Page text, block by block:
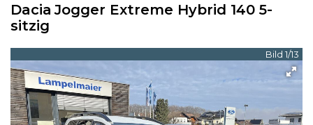
Dacia Jogger Extreme Hybrid 140 5-
sitzig
Bild 1/13